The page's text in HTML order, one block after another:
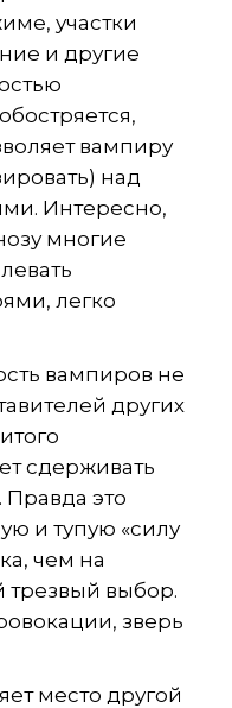
участки
и другие
вампиру
над
Интересно,
многие
легко
вампиров не
других
сдерживать
Правда это
и тупую «силу
чем на
трезвый выбор.
зверь
место другой